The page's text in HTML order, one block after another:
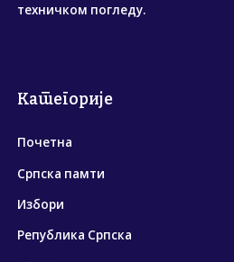
техничком погледу.
Категорије
Почетна
Српска памти
Избори
Република Српска